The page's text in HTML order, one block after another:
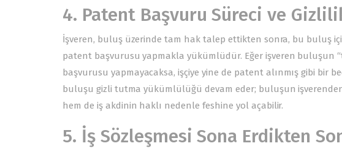
4. Patent Başvuru Süreci ve
İşveren, buluş üzerinde tam hak talep ettikten sonra, bu buluş
patent başvurusu yapmakla yükümlüdür. Eğer işveren buluşun
başvurusu yapmayacaksa, işçiye yine de patent alınmış gibi bir
buluşu gizli tutma yükümlülüğü devam eder; buluşun
hem de iş akdinin haklı nedenle feshine yol açabilir.
5. İş Sözleşmesi Sona Erdikten